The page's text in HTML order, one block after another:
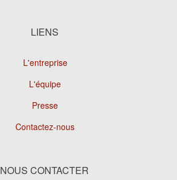
LIENS
L'entreprise
L'équipe
Presse
Contactez-nous
NOUS CONTACTER